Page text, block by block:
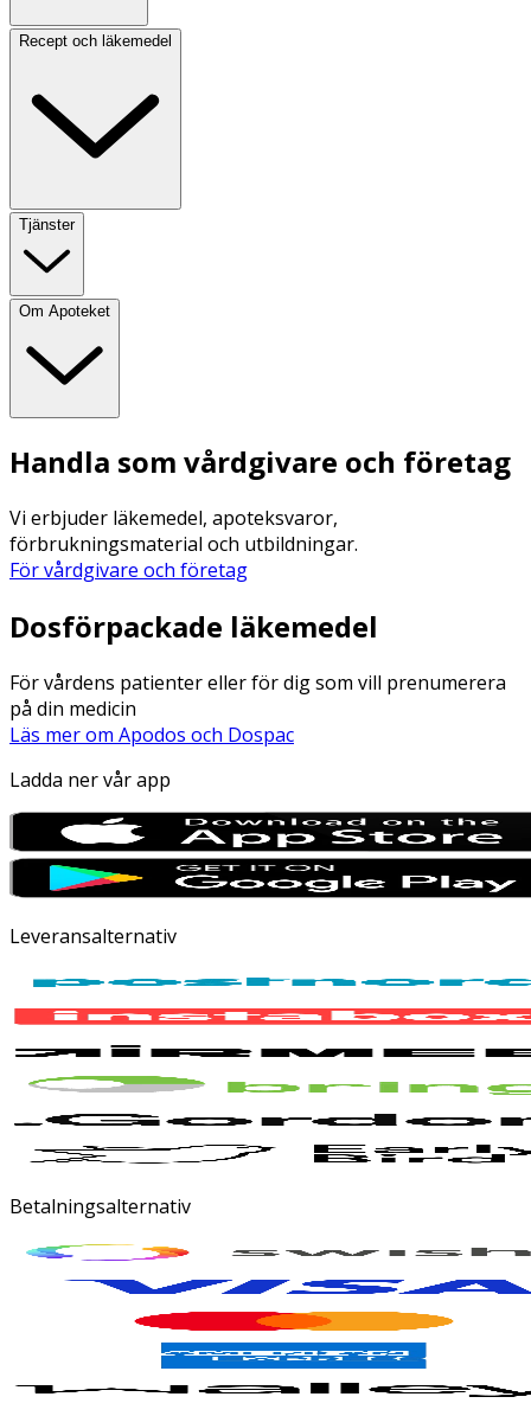
Recept och läkemedel
Tjänster
Om Apoteket
Handla som vårdgivare och företag
Vi erbjuder läkemedel, apoteksvaror,
förbrukningsmaterial och utbildningar.
För vårdgivare och företag
Dosförpackade läkemedel
För vårdens patienter eller för dig som vill prenumerera
på din medicin
Läs mer om Apodos och Dospac
Ladda ner vår app
Leveransalternativ
Betalningsalternativ